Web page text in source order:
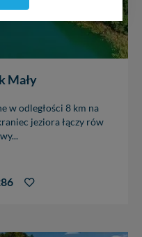
Mały
w odległości 8 km na
jeziora łączy rów
celu usprawnienia
Ciebie nie będziemy
Twoje dane są u
co do naszych
Prywatności.
DO SERWISU
Twoich danych.
oraz osobom